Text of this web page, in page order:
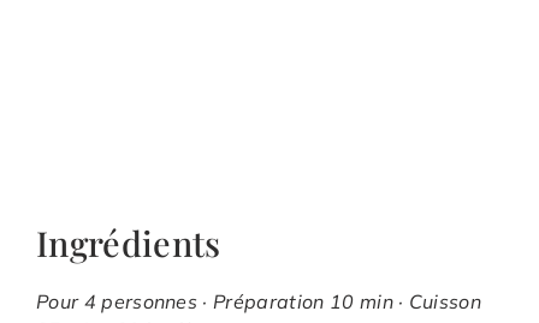
Ingrédients
Pour 4 personnes · Préparation 10 min · Cuisson